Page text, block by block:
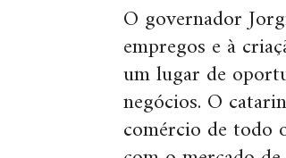
O governador
empregos e à
um lugar de
negócios. O
comércio de todo